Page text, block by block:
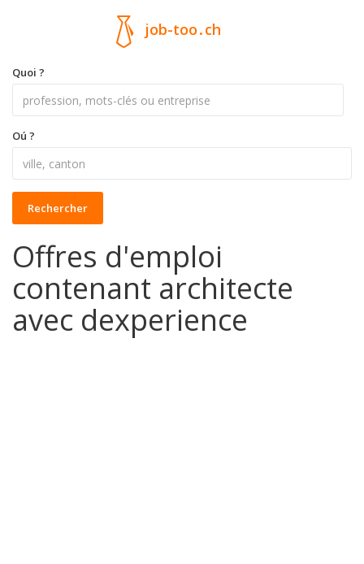
job-too.ch
Quoi ?
Oú ?
Rechercher
Offres d'emploi
contenant architecte
avec dexperience